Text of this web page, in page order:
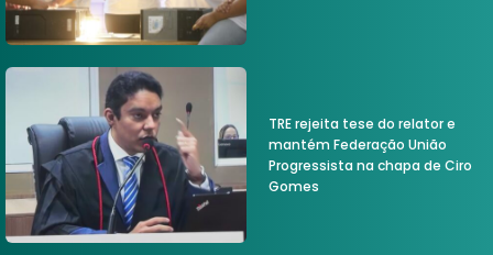
TRE rejeita tese do relator e
mantém Federação União
Progressista na chapa de Ciro
Gomes